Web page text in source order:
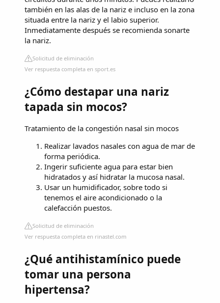
también en las alas de la nariz e incluso en la zona
situada entre la nariz y el labio superior.
Inmediatamente después se recomienda sonarte
la nariz.
Solicitud de eliminación
Ver respuesta completa en sport.es
¿Cómo destapar una nariz
tapada sin mocos?
Tratamiento de la congestión nasal sin mocos
Realizar lavados nasales con agua de mar de
forma periódica.
Ingerir suficiente agua para estar bien
hidratados y así hidratar la mucosa nasal.
Usar un humidificador, sobre todo si
tenemos el aire acondicionado o la
calefacción puestos.
Solicitud de eliminación
Ver respuesta completa en rinastel.com
¿Qué antihistamínico puede
tomar una persona
hipertensa?